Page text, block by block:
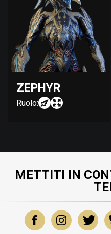
ZEPHYR
Ruolo:
METTITI IN